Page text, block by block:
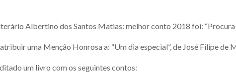
Albertino dos Santos Matias: melhor conto 2018 foi:
uma Menção Honrosa a: “Um dia especial”, de José Filipe de
um livro com os seguintes contos: